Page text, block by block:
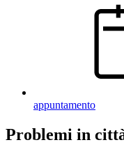
appuntamento
Problemi in